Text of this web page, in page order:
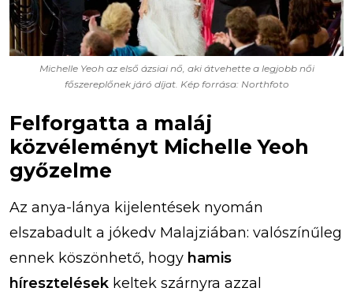
Michelle Yeoh az első ázsiai nő, aki átvehette a legjobb női
főszereplőnek járó díjat. Kép forrása: Northfoto
Felforgatta a maláj
közvéleményt Michelle Yeoh
győzelme
Az anya-lánya kijelentések nyomán
elszabadult a jókedv Malajziában: valószínűleg
ennek köszönhető, hogy hamis
híresztelések keltek szárnyra azzal